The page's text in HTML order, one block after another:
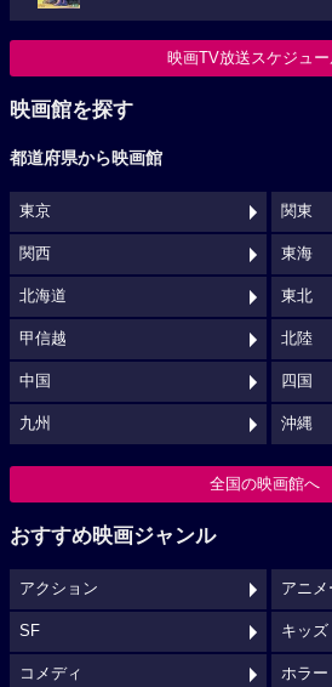
映画TV放送スケジュ
映画館を探す
都道府県から映画館
東京 関東
関西 東海
北海道 東北
甲信越 北陸
中国 四国
九州 沖縄
全国の映画館へ
おすすめ映画ジャンル
アクション アニメ
SF キッズ
コメディ ホラー